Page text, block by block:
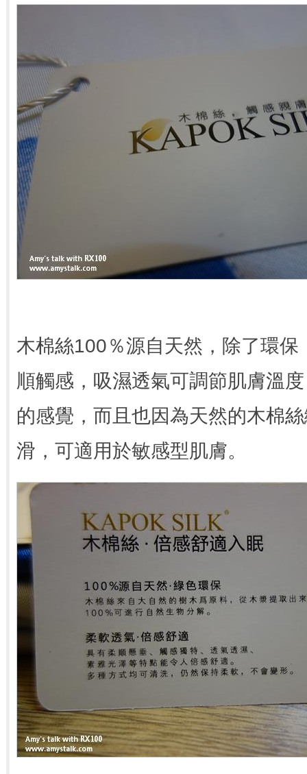
木棉絲100％源自天然，除了環
順觸感，吸濕透氣可調節肌膚溫
的感覺，而且也因為天然的木棉
滑，可適用於敏感型肌膚。